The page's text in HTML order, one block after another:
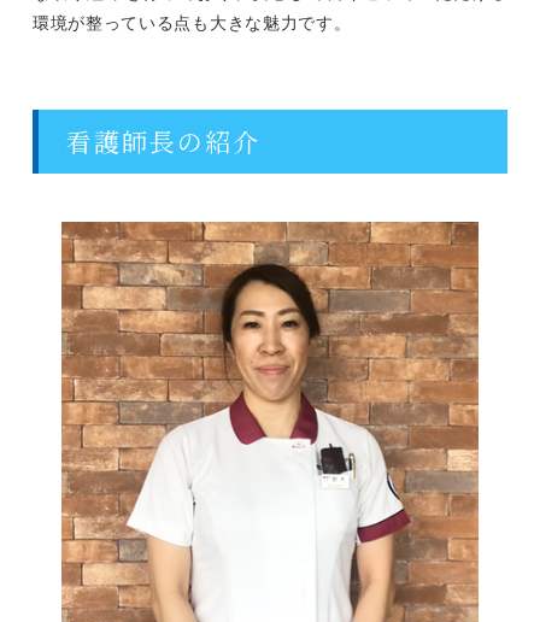
環境が整っている点も大きな魅力です。
看護師長の紹介